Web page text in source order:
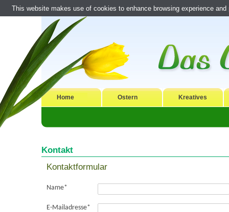
Home Ostern Kreatives
Kontakt
Kontaktformular
Name*
E-Mailadresse*
This website makes use of cookies to enhance browsing experience